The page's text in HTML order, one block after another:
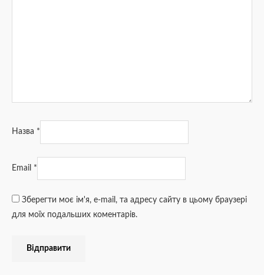
Назва *
Email *
Зберегти моє ім'я, e-mail, та адресу сайту в цьому браузері
для моїх подальших коментарів.